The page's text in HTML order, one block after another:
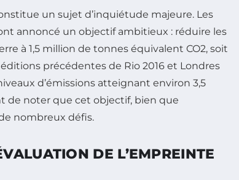
un sujet d’inquiétude majeure. Les
annoncé un objectif ambitieux : réduire les
à 1,5 million de tonnes équivalent CO2, soit
précédentes de Rio 2016 et Londres
d’émissions atteignant environ 3,5
de noter que cet objectif, bien que
nombreux défis.
DE L’EMPREINTE